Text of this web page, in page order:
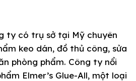
ty có trụ sở tại Mỹ chuyên
keo dán, đồ thủ công, sửa
phòng phẩm. Công ty nổi
Elmer’s Glue-All, một loại